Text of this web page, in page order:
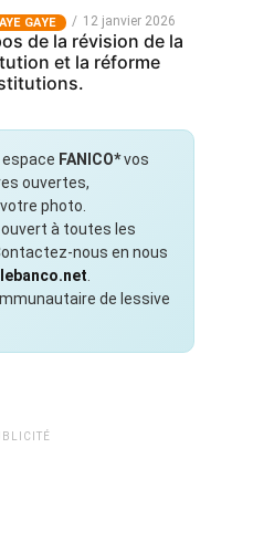
GAYE 12 janvier 2026
de la révision de la
et la réforme
FANICO*vos
ouvertes,
photo.
à toutes les
nous en nous
de lessive